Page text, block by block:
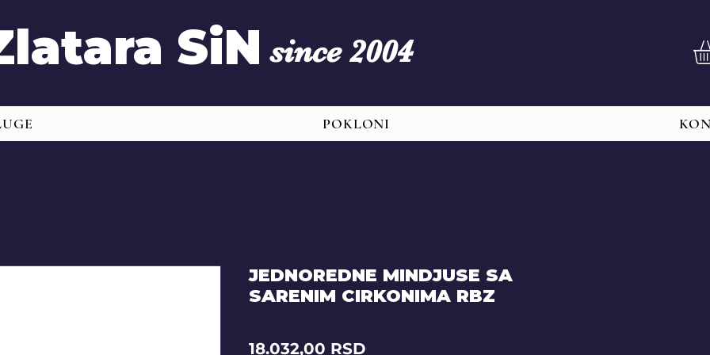
SiN since 2004
POKLONI
JEDNOREDNE MINDJUSE SA
SARENIM CIRKONIMA RBZ
18.032,00 RSD